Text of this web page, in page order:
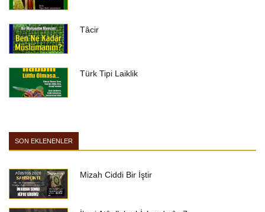
Tâcir
Türk Tipi Laiklik
SON EKLENENLER
Mizah Ciddi Bir İştir